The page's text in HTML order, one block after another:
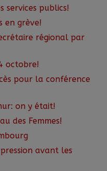
services publics!
en grève!
régional par
octobre!
pour la conférence
on y était!
des Femmes!
avant les